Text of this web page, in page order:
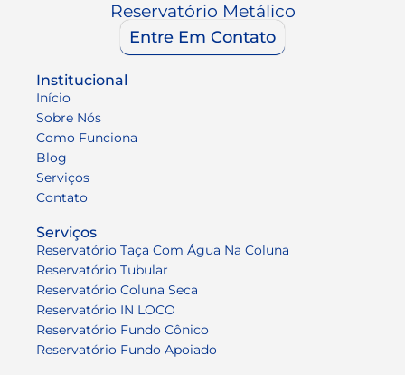
Reservatório Metálico
Entre Em Contato
Institucional
Início
Sobre Nós
Como Funciona
Blog
Serviços
Contato
Serviços
Reservatório Taça Com Água Na Coluna
Reservatório Tubular
Reservatório Coluna Seca
Reservatório IN LOCO
Reservatório Fundo Cônico
Reservatório Fundo Apoiado